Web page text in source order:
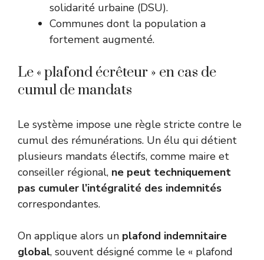
solidarité urbaine (DSU).
Communes dont la population a
fortement augmenté.
Le « plafond écrêteur » en cas de
cumul de mandats
Le système impose une règle stricte contre le
cumul des rémunérations. Un élu qui détient
plusieurs mandats électifs, comme maire et
conseiller régional, ne peut techniquement
pas cumuler l’intégralité des indemnités
correspondantes.
On applique alors un plafond indemnitaire
global, souvent désigné comme le « plafond